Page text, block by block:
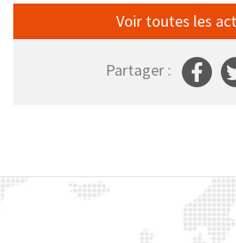
Voir toutes les
Partager :